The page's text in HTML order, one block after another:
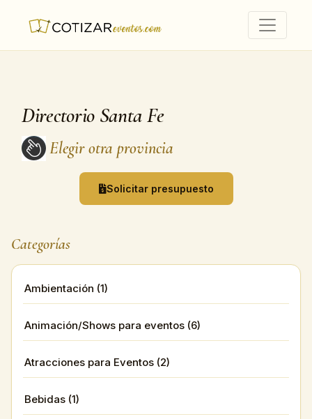
Directorio Santa Fe
Elegir otra provincia
Solicitar presupuesto
Categorías
Ambientación (1)
Animación/Shows para eventos (6)
Atracciones para Eventos (2)
Bebidas (1)